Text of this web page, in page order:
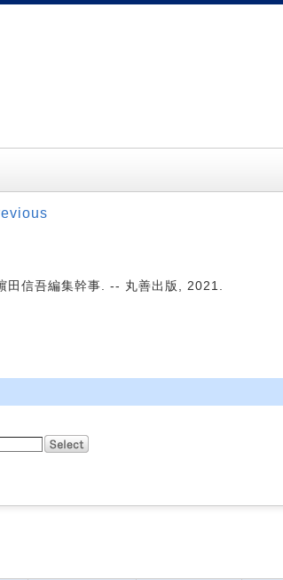
信吾編集幹事. -- 丸善出版, 2021.